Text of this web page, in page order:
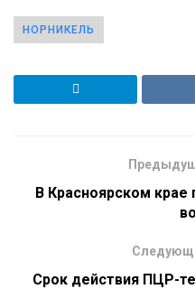
НОРНИКЕЛЬ
В Красноярском
Срок действия ПЦР-